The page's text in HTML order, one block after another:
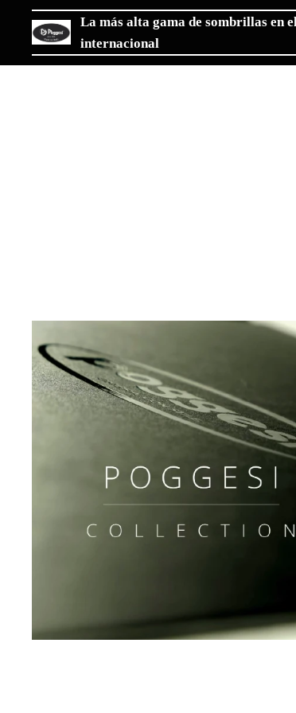
La más alta gama de sombrillas en
internacional